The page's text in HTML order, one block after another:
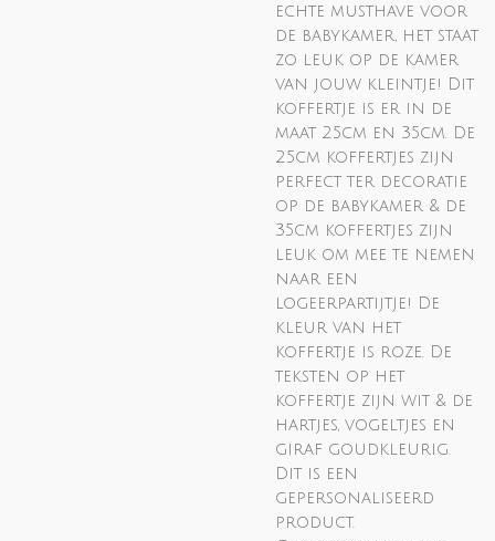
echte musthave voor
de babykamer, het staat
zo leuk op de kamer
van jouw kleintje! Dit
koffertje is er in de
maat 25cm en 35cm. De
25cm koffertjes zijn
perfect ter decoratie
op de babykamer & de
35cm koffertjes zijn
leuk om mee te nemen
naar een
logeerpartijtje! De
kleur van het
koffertje is roze. De
teksten op het
koffertje zijn wit & de
hartjes, vogeltjes en
giraf goudkleurig.
Dit is een
gepersonaliseerd
product.